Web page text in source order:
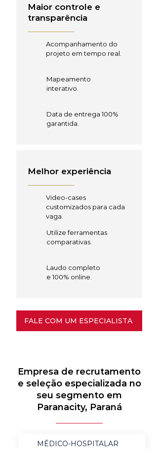
Maior controle e
transparência
Acompanhamento do
projeto em tempo real.
Mapeamento
interativo.
Data de entrega 100%
garantida.
Melhor experiência
Video-cases
customizados para cada
vaga.
Utilize ferramentas
comparativas.
Laudo completo
e 100% online.
FALE COM UM ESPECIALISTA
Empresa de recrutamento
e seleção especializada no
seu segmento em
Paranacity, Paraná
MÉDICO-HOSPITALAR